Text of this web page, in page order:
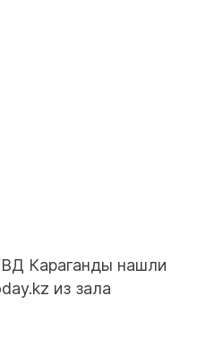
Караганды нашли
из зала